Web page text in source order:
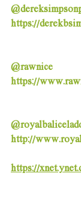
https://
@rawnice
https://
http://
https://